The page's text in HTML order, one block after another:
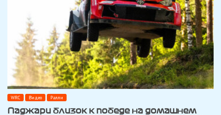
WRC Видео Ралли
Паджари близок к победе на домашнем